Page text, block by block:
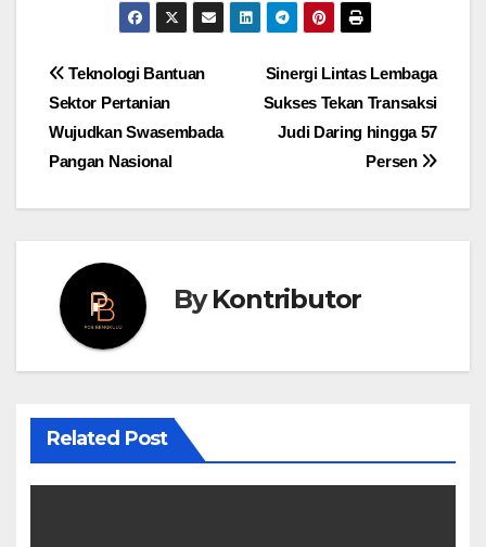
Post
navigation
Sinergi Lintas Lembaga
Sukses Tekan Transaksi
Judi Daring hingga 57
Persen
Teknologi Bantuan
Sektor Pertanian
Wujudkan Swasembada
Pangan Nasional
ByKontributor
Related Post